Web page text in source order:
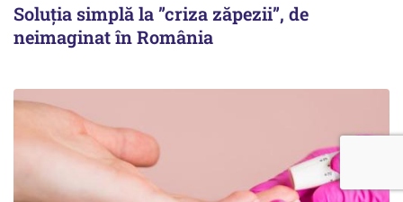
Soluția simplă la ”criza zăpezii”, de
neimaginat în România